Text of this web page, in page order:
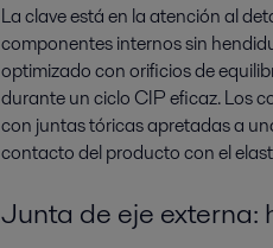
La clave está en la atención al
componentes internos sin
optimizado con orificios de
durante un ciclo CIP eficaz. Los
con juntas tóricas apretadas a
contacto del producto con el
Junta de eje externa: